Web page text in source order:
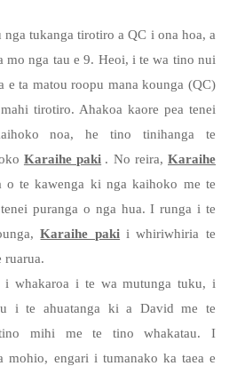
nga tukanga tirotiro a QC i ona hoa, a
mo nga tau e 9. Heoi, i te wa tino nui
e ta matou roopu mana kounga (QC)
tirotiro. Ahakoa kaore pea tenei
noa, he tino tinihanga te
Karaihe paki . No reira,Karaihe
o te kawenga ki nga kaihoko me te
puranga o nga hua. I runga i te
Karaihe paki i whiriwhiria te
ruarua.
i whakaroa i te wa mutunga tuku, i
i te ahuatanga ki a David me te
mihi me te tino whakatau. I
mohio, engari i tumanako ka taea e